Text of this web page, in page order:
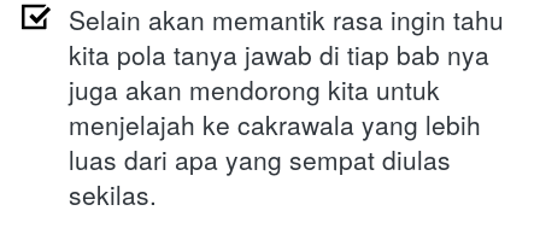
Selain akan memantik rasa ingin tahu
kita pola tanya jawab di tiap bab nya
juga akan mendorong kita untuk
menjelajah ke cakrawala yang lebih
luas dari apa yang sempat diulas
sekilas.